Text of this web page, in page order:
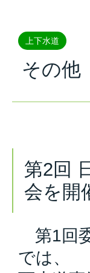
上下水道
その他
第2回
会を開
第1回
では、